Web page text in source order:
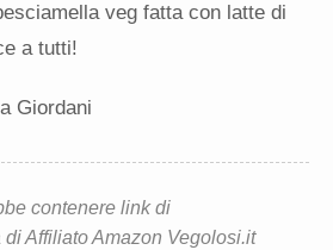
veg fatta con latte di
a tutti!
Giordani
contenere link di
Affiliato Amazon Vegolosi.it